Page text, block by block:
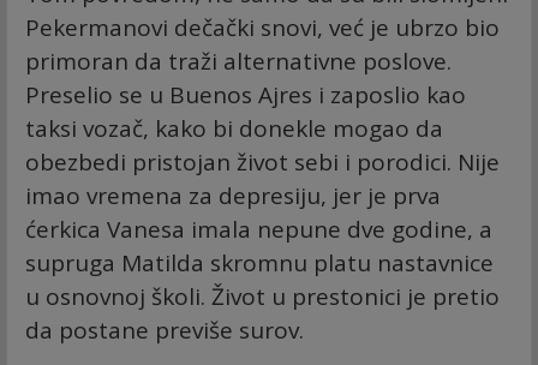
Pekermanovi dečački snovi, već je ubrzo bio
primoran da traži alternativne poslove.
Preselio se u Buenos Ajres i zaposlio kao
taksi vozač, kako bi donekle mogao da
obezbedi pristojan život sebi i porodici. Nije
imao vremena za depresiju, jer je prva
ćerkica Vanesa imala nepune dve godine, a
supruga Matilda skromnu platu nastavnice
u osnovnoj školi. Život u prestonici je pretio
da postane previše surov.